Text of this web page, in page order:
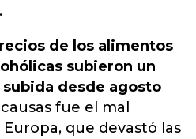
de los alimentos
subieron un
subida desde agosto
fue el mal
que devastó las